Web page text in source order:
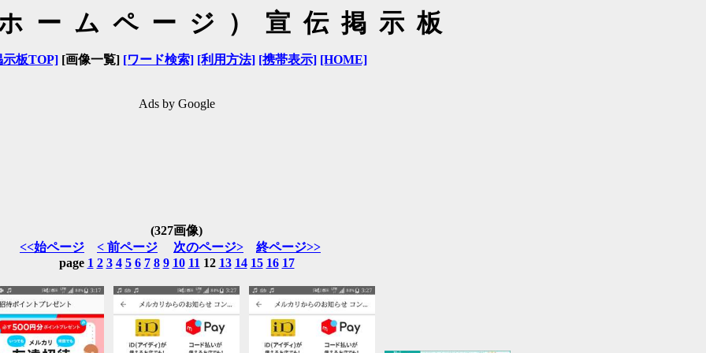
ームページ）宣伝掲示板
示板TOP][画像一覧] [ワード検索] [利用方法] [携帯表示] [HOME]
Ads by Google
(327画像)
<<始ページ
< 前ページ 次のページ>
終ページ>>
page 1 2 3 4 5 6 7 8 9 10 11 12 13 14 15 16 17